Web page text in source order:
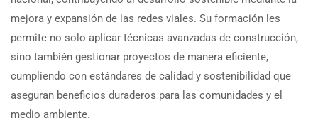
mejora y expansión de las redes viales. Su formación les
permite no solo aplicar técnicas avanzadas de construcción,
sino también gestionar proyectos de manera eficiente,
cumpliendo con estándares de calidad y sostenibilidad que
aseguran beneficios duraderos para las comunidades y el
medio ambiente.